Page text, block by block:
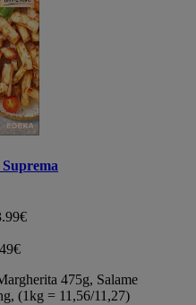
475g, Salame
(1kg = 11,56/11,27)